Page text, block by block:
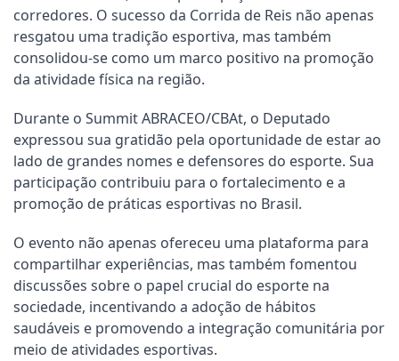
corredores. O sucesso da Corrida de Reis não apenas
resgatou uma tradição esportiva, mas também
consolidou-se como um marco positivo na promoção
da atividade física na região.
Durante o Summit ABRACEO/CBAt, o Deputado
expressou sua gratidão pela oportunidade de estar ao
lado de grandes nomes e defensores do esporte. Sua
participação contribuiu para o fortalecimento e a
promoção de práticas esportivas no Brasil.
O evento não apenas ofereceu uma plataforma para
compartilhar experiências, mas também fomentou
discussões sobre o papel crucial do esporte na
sociedade, incentivando a adoção de hábitos
saudáveis e promovendo a integração comunitária por
meio de atividades esportivas.